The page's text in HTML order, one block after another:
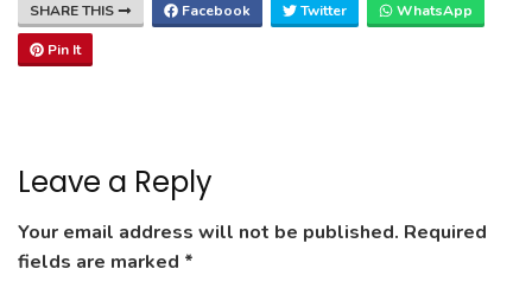
SHARE THIS Facebook Twitter WhatsApp
Pin It
Leave a Reply
Your email address will not be published. Required
fields are marked *